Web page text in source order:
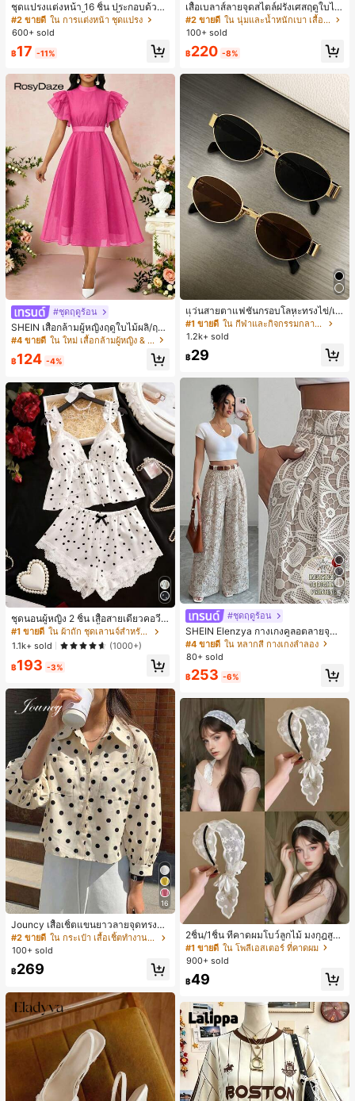
ชุดแปรงแต่งหน้า 16 ชิ้น ประกอบด้วยแ
ปรงแต่งหน้า 13 ชิ้น, ฟองน้ำแต่งหน้ารู
ปหยดน้ำ 1 ชิ้น, แปรงแป้งรองพื้นกลม 1
1 ชิ้น - ชุดคลาสสิก ทำจากขนสังเคราะ
หญิงและเด็กผู้หญิง เหมาะสำหรับฤดูใบ
ไม้ร่วงและฤดูหนาว
#2 ขายดี ใน การแต่งหน้า ชุดแปรง
600+ sold
฿17 -11%
#ชุดฤดูร้อน
SHEIN เสื้อกล้ามผู้หญิงฤดูใบไม้ผลิ/ฤดูร้
อน ใหม่ สไตล์มินิมอลลำลองหรูหรา สีบ
ล็อก ลายจุด คอวี แพตช์เวิร์ก ชายระบา
ย แขนกุด ทรงเข้ารูป อเนกประสงค์, เสื้อ
หญิง, เสื้อเที่ยวพักผ่อนผู้หญิง
#4 ขายดี ใน ใหม่ เสื้อกล้ามผู้หญิง & Camis
฿124 -4%
ชุดนอนผู้หญิง 2 ชิ้น เสื้อสายเดี่ยวคอวีลู
กไม้ พร้อมกางเกงขาสั้นแต่งลูกไม้ แต่ง
โบว์ที่เอว ชุดลำลองผู้หญิงนุ่มสบายน่ารั
ก สไตล์เอสเธติก
#1 ขายดี
ใน ผ้าถัก ชุดเลานจ์สำหรับผู้หญิง
1.1k+ sold
(1000+)
฿193 -3%
16
Jouncy เสื้อเชิ้ตแขนยาวลายจุดทรงหล
วมสำหรับผู้หญิง
#2 ขายดี
ใน กระเป๋า เสื้อเชิ้ตทำงานมีกระเป๋า
100+ sold
฿269
เสื้อเบลาส์ลายจุดสไตล์ฝรั่งเศสฤดูใบไม้
ร่วง, ทรงเข้ารูป, แขนยาวคอวี, สไตล์ให
ม่ฤดูใบไม้ผลิ, ป้องกันแสงแดด, ใส่ไป
#2 ขายดี
ใน นุ่มและน้ำหนักเบา เสื้อสตรี เสื้อเบลาส์ & Tee
100+ sold
฿220 -8%
แว่นสายตาแฟชั่นกรอบโลหะทรงไข่/เห
ลี่ยมสำหรับผู้หญิง (กรอบครึ่ง), เหมาะ
สำหรับใส่ในชีวิตประจำวันและกิจกรรม
#1 ขายดี
ใน กีฬาและกิจกรรมกลางแจ้ง
1.2k+ sold
฿29
5
#ชุดฤดูร้อน
SHEIN Elenzya กางเกงคูลอตลายจุดเ
อวสูงแบบใหม่สำหรับฤดูใบไม้ผลิ/ฤดูร้อ
น, สไตล์หรูหราเหมาะสำหรับใส่ในชีวิต
ประจำวันและทำงาน, ให้ความรู้สึกวินเ
ทจสำหรับฤดูรับปริญญา, เทศกาลดนตร
ี, การแข่งม้าดาร์บี้, วันประกาศอิสรภาพ
#4 ขายดี ใน หลากสี กางเกงลำลอง
80+ sold
฿253 -6%
2ชิ้น/1ชิ้น ที่คาดผมโบว์ลูกไม้ มงกุฎสูง
แถบกว้าง สีดำ สีขาว สำหรับใส่ประจำ
วัน กิ๊บติดผม ยางรัดผม (ลายปักดอกไม้
จัดวางแบบสุ่ม)
#1 ขายดี ใน โพลีเอสเตอร์ ที่คาดผม
900+ sold
฿49